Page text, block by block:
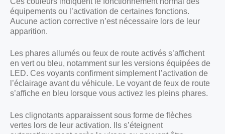
équipements ou l’activation de certaines fonctions.
Aucune action corrective n’est nécessaire lors de leur
apparition.
Les phares allumés ou feux de route activés s’affichent
en vert ou bleu, notamment sur les versions équipées de
LED. Ces voyants confirment simplement l’activation de
l’éclairage avant du véhicule. Le voyant de feux de route
s’affiche en bleu lorsque vous activez les pleins phares.
Les clignotants apparaissent sous forme de flèches
vertes lors de leur activation. Ils s’éteignent